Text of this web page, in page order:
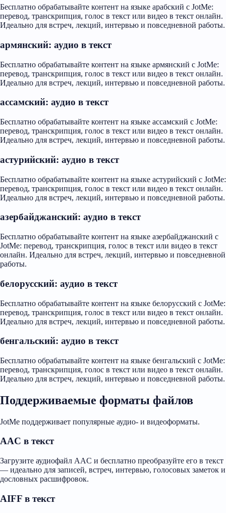
Бесплатно обрабатывайте контент на языке арабский с JotMe:
перевод, транскрипция, голос в текст или видео в текст онлайн.
Идеально для встреч, лекций, интервью и повседневной работы.
армянский: аудио в текст
Бесплатно обрабатывайте контент на языке армянский с JotMe:
перевод, транскрипция, голос в текст или видео в текст онлайн.
Идеально для встреч, лекций, интервью и повседневной работы.
ассамский: аудио в текст
Бесплатно обрабатывайте контент на языке ассамский с JotMe:
перевод, транскрипция, голос в текст или видео в текст онлайн.
Идеально для встреч, лекций, интервью и повседневной работы.
астурийский: аудио в текст
Бесплатно обрабатывайте контент на языке астурийский с JotMe:
перевод, транскрипция, голос в текст или видео в текст онлайн.
Идеально для встреч, лекций, интервью и повседневной работы.
азербайджанский: аудио в текст
Бесплатно обрабатывайте контент на языке азербайджанский с
JotMe: перевод, транскрипция, голос в текст или видео в текст
онлайн. Идеально для встреч, лекций, интервью и повседневной
работы.
белорусский: аудио в текст
Бесплатно обрабатывайте контент на языке белорусский с JotMe:
перевод, транскрипция, голос в текст или видео в текст онлайн.
Идеально для встреч, лекций, интервью и повседневной работы.
бенгальский: аудио в текст
Бесплатно обрабатывайте контент на языке бенгальский с JotMe:
перевод, транскрипция, голос в текст или видео в текст онлайн.
Идеально для встреч, лекций, интервью и повседневной работы.
Поддерживаемые форматы файлов
JotMe поддерживает популярные аудио- и видеоформаты.
AAC в текст
Загрузите аудиофайл AAC и бесплатно преобразуйте его в текст
— идеально для записей, встреч, интервью, голосовых заметок и
дословных расшифровок.
AIFF в текст